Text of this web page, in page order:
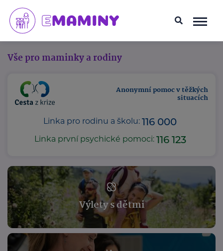
Vše pro maminky a rodiny
Anonymní pomoc v těžkých
situacích
Linka pro rodinu a školu: 116 000
Linka první psychické pomoci: 116 123
Výlety s dětmi